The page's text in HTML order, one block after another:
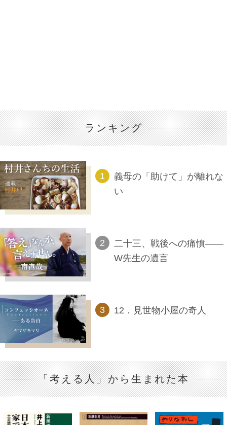
ランキング
義母の「助けて」が離れな
い
二十三、戦後への痛憤――
W先生の遺言
12．見世物小屋の奇人
「考える人」から生まれた本